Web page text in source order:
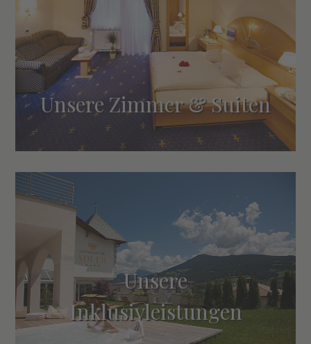
Unsere Zimmer & Suiten
Unsere
Inklusivleistungen